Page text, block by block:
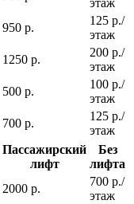
этаж
950 р.
125 р./
этаж
1250 р.
200 р./
этаж
500 р.
100 р./
этаж
700 р.
125 р./
этаж
Пассажирский
лифт
Без
лифта
2000 р.
700 р./
этаж